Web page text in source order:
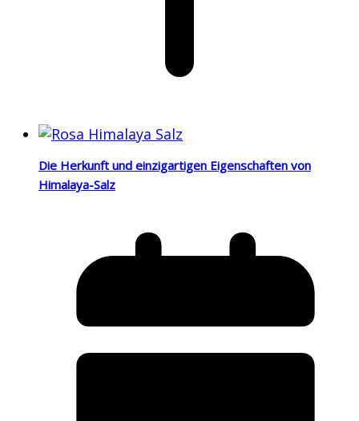
Die Herkunft und einzigartigen Eigenschaften von
Himalaya-Salz